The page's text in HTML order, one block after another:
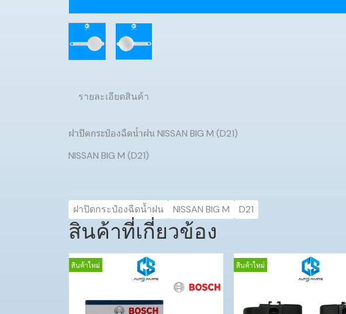
รายละเอียดสินค้า
ฝาปิดกระป๋องฉีดน้ำฝน NISSAN BIG M (D21)
NISSAN BIG M (D21)
ฝาปิดกระป๋องฉีดน้ำฝน NISSAN BIG M D21
สินค้าที่เกี่ยวข้อง
สินค้าใหม่ สินค้าใหม่